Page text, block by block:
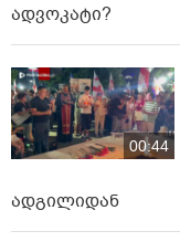
ადვოკატი?
00:44
ადგილიდან